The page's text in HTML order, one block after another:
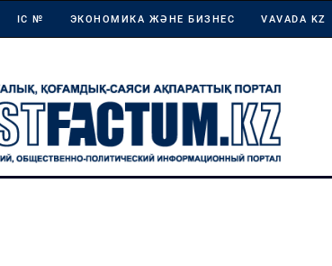
ІС № ЭКОНОМИКА ЖӘНЕ БИЗНЕС VAVADA KZ